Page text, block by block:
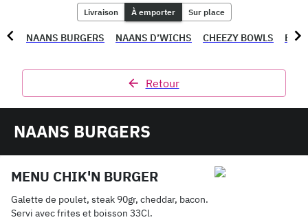
NAANS BURGERS NAANS D’WICHS CHEEZY BOWLS
Livraison À emporter Sur place
Retour
NAANS BURGERS
MENU CHIK'N BURGER
Galette de poulet, steak 90gr, cheddar, bacon.
Servi avec frites et boisson 33Cl.